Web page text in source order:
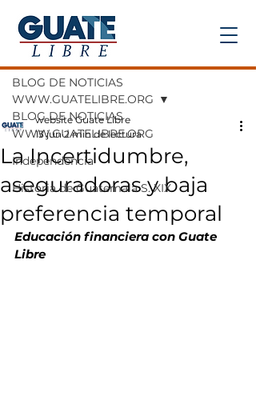
Entrada
BLOG DE NOTICIAS
WWW.GUATELIBRE.ORG
Independencia
Historia de Guatemala S. XIX
BLOG DE NOTICIAS
WWW.GUATELIBRE.ORG
La Incertidumbre,
aseguradoras y baja
preferencia temporal
website Guate Libre
13 jun 2 min de lectura
Educación financiera con Guate
Libre